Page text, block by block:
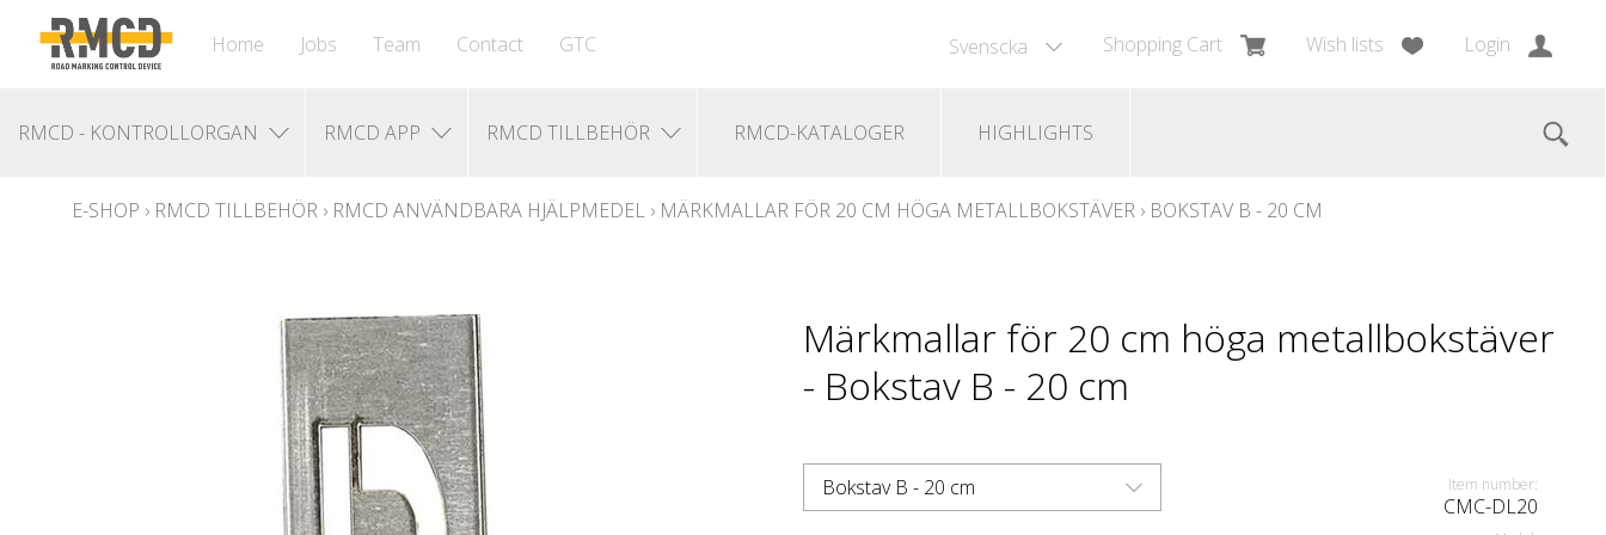
Svenscka Shopping Cart Wish lists Login
Home Jobs Team Contact GTC
RMCD - KONTROLLORGAN RMCD APP RMCD TILLBEHÖR RMCD-KATALOGER HIGHLIGHTS
E-SHOP › RMCD TILLBEHÖR › RMCD ANVÄNDBARA HJÄLPMEDEL › MÄRKMALLAR FÖR 20 CM HÖGA METALLBOKSTÄVER › BOKSTAV B - 20 CM
Märkmallar för 20 cm höga metallbokstäver
- Bokstav B - 20 cm
Bokstav B - 20 cm Item number:
CMC-DL20